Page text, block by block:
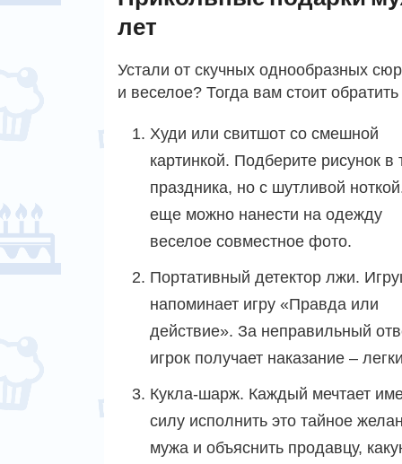
лет
Устали от скучных однообразных
и веселое? Тогда вам стоит
Худи или свитшот со смешной
картинкой. Подберите рисунок в
праздника, но с шутливой
еще можно нанести на одежду
веселое совместное фото.
Портативный детектор лжи.
напоминает игру «Правда или
действие». За неправильный
игрок получает наказание –
Кукла-шарж. Каждый мечтает
силу исполнить это тайное
мужа и объяснить продавцу,